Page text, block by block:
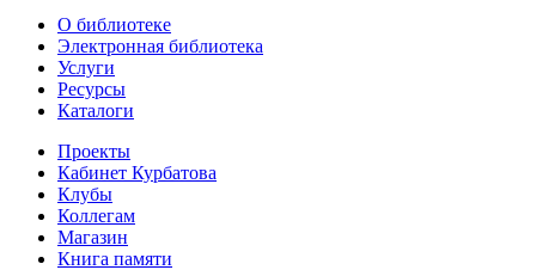
О библиотеке
Электронная библиотека
Услуги
Ресурсы
Каталоги
Проекты
Кабинет Курбатова
Клубы
Коллегам
Магазин
Книга памяти